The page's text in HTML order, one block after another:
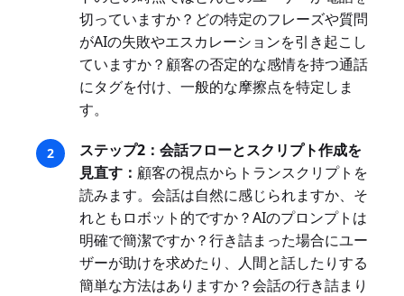
切っていますか？どの特定のフレーズや質問
がAIの失敗やエスカレーションを引き起こし
ていますか？顧客の否定的な感情を持つ通話
にタグを付け、一般的な摩擦点を特定しま
す。
ステップ2：会話フローとスクリプト作成を
見直す： 顧客の視点からトランスクリプトを
読みます。会話は自然に感じられますか、そ
れともロボット的ですか？AIのプロンプトは
明確で簡潔ですか？行き詰まった場合にユー
ザーが助けを求めたり、人間と話したりする
簡単な方法はありますか？会話の行き詰まり